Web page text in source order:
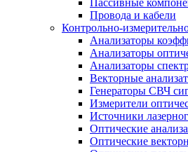
Пассивные
Провода и кабели
Контрольно-
Анализаторы
Анализаторы
Анализаторы
Векторные
Генераторы СВЧ
Измерители
Источники
Оптические
Оптические